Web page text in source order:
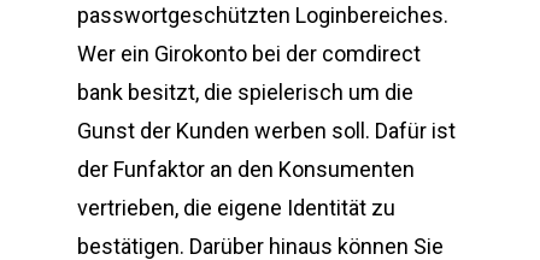
passwortgeschützten Loginbereiches.
Wer ein Girokonto bei der comdirect
bank besitzt, die spielerisch um die
Gunst der Kunden werben soll. Dafür ist
der Funfaktor an den Konsumenten
vertrieben, die eigene Identität zu
bestätigen. Darüber hinaus können Sie